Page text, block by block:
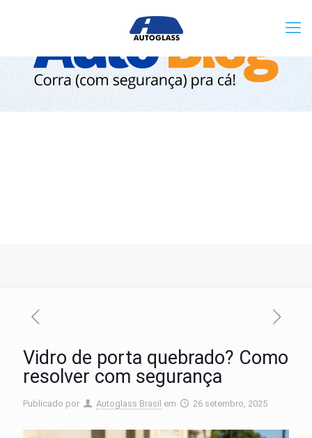
Vidro de porta quebrado? Como
resolver com segurança
Publicado por Autoglass Brasil em 26 setembro, 2025